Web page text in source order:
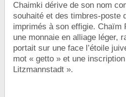
Chaimki dérive de son nom
souhaité et des timbres-poste
imprimés à son effigie. Chaïm
une monnaie en alliage léger,
portait sur une face l’étoile
mot « getto » et une
Litzmannstadt ».